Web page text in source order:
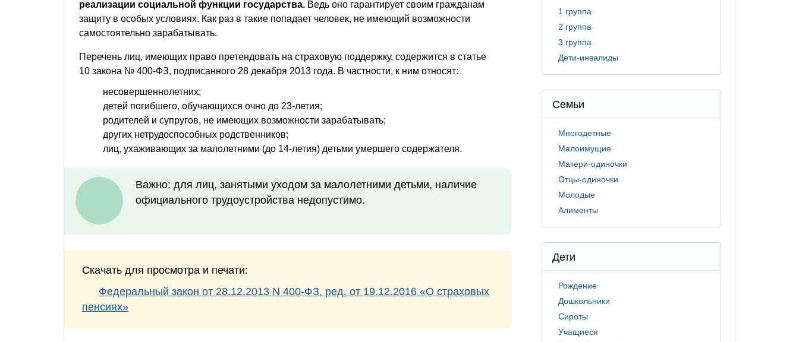
реализации социальной функции государства. Ведь оно гарантирует своим гражданам
защиту в особых условиях. Как раз в такие попадает человек, не имеющий возможности
самостоятельно зарабатывать.
Перечень лиц, имеющих право претендовать на страховую поддержку, содержится в статье
10 закона № 400-ФЗ, подписанного 28 декабря 2013 года. В частности, к ним относят:
несовершеннолетних;
детей погибшего, обучающихся очно до 23-летия;
родителей и супругов, не имеющих возможности зарабатывать;
других нетрудоспособных родственников;
лиц, ухаживающих за малолетними (до 14-летия) детьми умершего содержателя.
Важно: для лиц, занятыми уходом за малолетними детьми, наличие
официального трудоустройства недопустимо.
Скачать для просмотра и печати:
Федеральный закон от 28.12.2013 N 400-ФЗ, ред. от 19.12.2016 «О страховых
пенсиях»
1 группа
2 группа
3 группа
Дети-инвалиды
Семьи
Многодетные
Малоимущие
Матери-одиночки
Отцы-одиночки
Молодые
Алименты
Дети
Рождение
Дошкольники
Сироты
Учащиеся